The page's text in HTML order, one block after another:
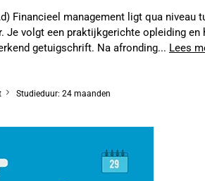
Financieel management ligt qua niveau
Je volgt een praktijkgerichte opleiding en
getuigschrift. Na afronding... Lees
Studieduur: 24 maanden